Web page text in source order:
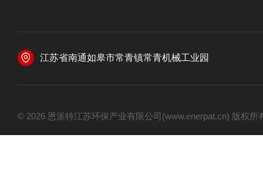
江苏省南通如皋市常青镇常青机械工业园
© 2026 恩派特江苏环保产业有限公司(www.enerpat.cn) 版权